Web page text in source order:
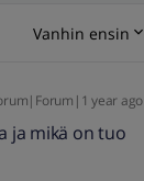
Vanhin ensin
year ago
ja mikä on tuo